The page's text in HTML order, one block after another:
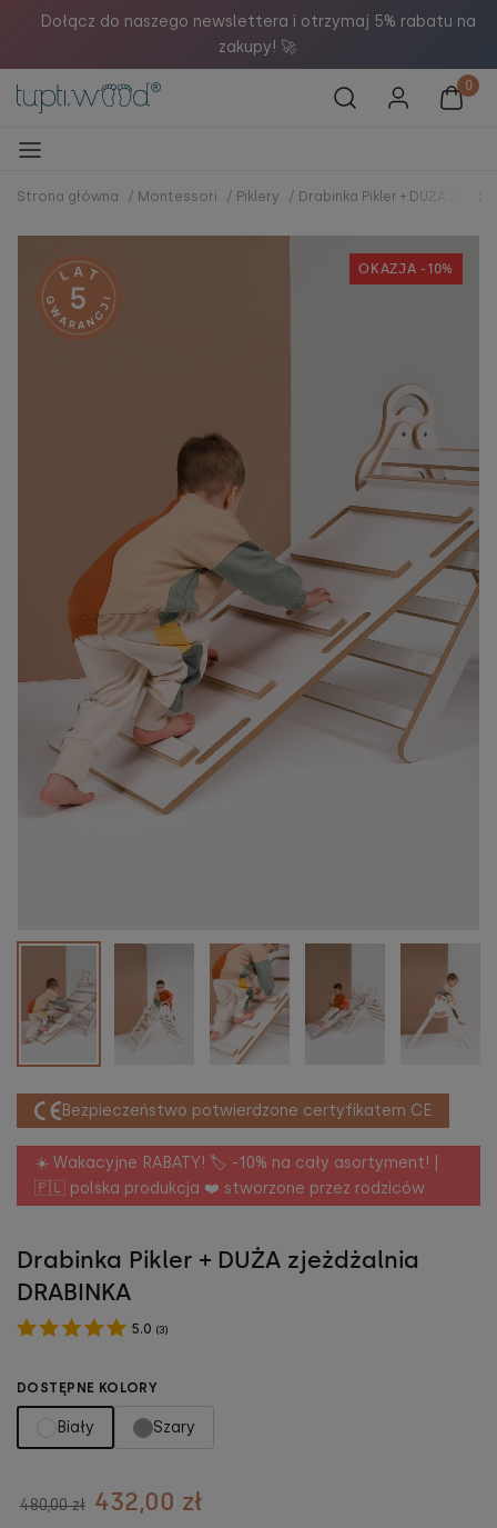
Dołącz do naszego newslettera i otrzymaj 5% rabatu na
zakupy! 🚀
Strona główna / Montessori / Piklery / Drabinka Pikler + DUŻA
OKAZJA -10%
Bezpieczeństwo potwierdzone certyfikatem CE
☀️ Wakacyjne RABATY! 🏷️ -10% na cały asortyment! |
🇵🇱 polska produkcja ❤️ stworzone przez rodziców
Drabinka Pikler + DUŻA zjeżdżalnia
DRABINKA
5.0 (3)
DOSTĘPNE KOLORY
Biały Szary
480,00 zł 432,00 zł